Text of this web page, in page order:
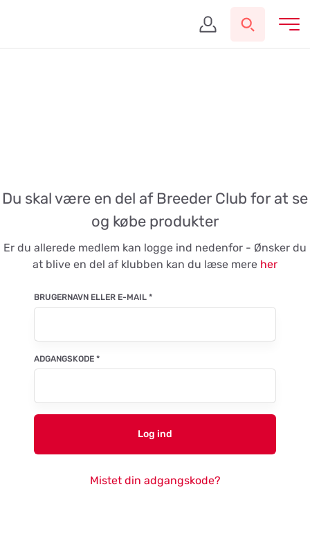
Du skal være en del af Breeder Club for at se
og købe produkter
Er du allerede medlem kan logge ind nedenfor - Ønsker du
at blive en del af klubben kan du læse mere her
BRUGERNAVN ELLER E-MAIL *
ADGANGSKODE *
Log ind
Mistet din adgangskode?